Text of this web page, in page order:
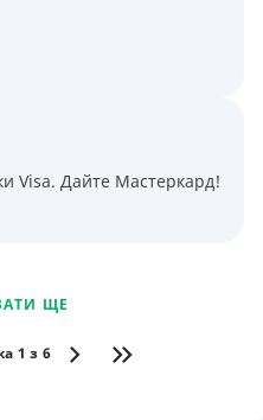
Visa. Дайте Мастеркард!
ЩЕ
1 з 6